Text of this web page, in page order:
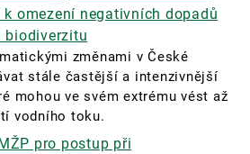
omezení negativních dopadů
biodiverzitu
změnami v České
stále častější a intenzivnější
mohou ve svém extrému vést až
vodního toku.
pro postup při